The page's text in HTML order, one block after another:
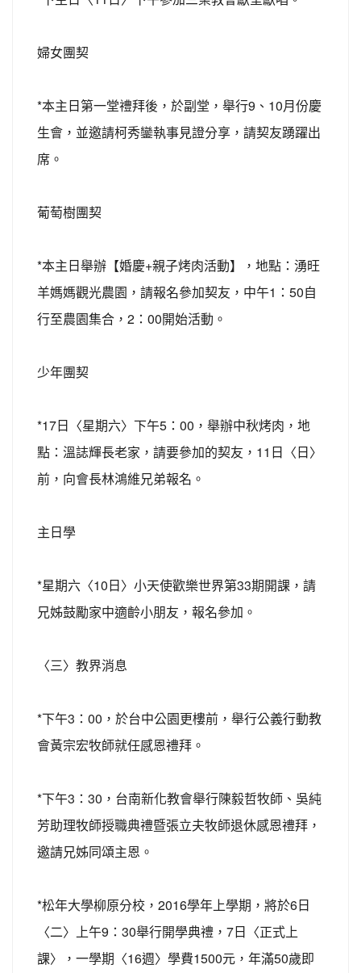
婦女團契
*本主日第一堂禮拜後，於副堂，舉行9、10月份慶
生會，並邀請柯秀鑾執事見證分享，請契友踴躍出
席。
葡萄樹團契
*本主日舉辦【婚慶+親子烤肉活動】，地點：湧旺
羊媽媽觀光農園，請報名參加契友，中午1：50自
行至農園集合，2：00開始活動。
少年團契
*17日〈星期六〉下午5：00，舉辦中秋烤肉，地
點：溫誌輝長老家，請要參加的契友，11日〈日〉
前，向會長林鴻維兄弟報名。
主日學
*星期六〈10日〉小天使歡樂世界第33期開課，請
兄姊鼓勵家中適齡小朋友，報名參加。
〈三〉教界消息
*下午3：00，於台中公園更樓前，舉行公義行動教
會黃宗宏牧師就任感恩禮拜。
*下午3：30，台南新化教會舉行陳毅哲牧師、吳純
芳助理牧師授職典禮暨張立夫牧師退休感恩禮拜，
邀請兄姊同頌主恩。
*松年大學柳原分校，2016學年上學期，將於6日
〈二〉上午9：30舉行開學典禮，7日〈正式上
課〉，一學期〈16週〉學費1500元，年滿50歲即